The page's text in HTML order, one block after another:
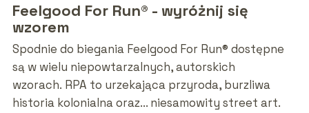
Feelgood For Run® - wyróżnij się
wzorem
Spodnie do biegania Feelgood For Run® dostępne
są w wielu niepowtarzalnych, autorskich
wzorach. RPA to urzekająca przyroda, burzliwa
historia kolonialna oraz... niesamowity street art.